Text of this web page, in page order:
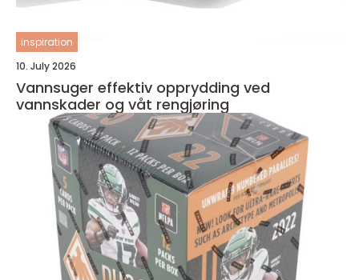
inspiration
10. July 2026
Vannsuger effektiv opprydding ved
vannskader og våt rengjøring